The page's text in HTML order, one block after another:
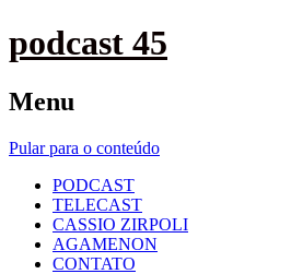
podcast 45
Menu
Pular para o conteúdo
PODCAST
TELECAST
CASSIO ZIRPOLI
AGAMENON
CONTATO